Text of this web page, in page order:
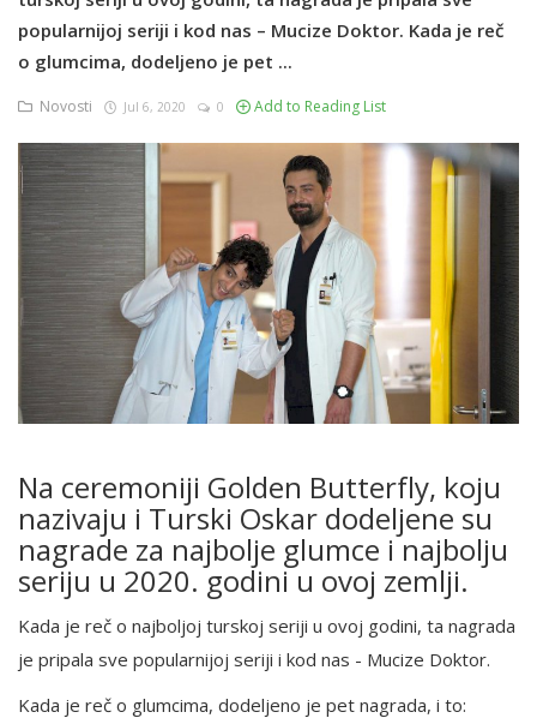
popularnijoj seriji i kod nas – Mucize Doktor. Kada je reč
o glumcima, dodeljeno je pet ...
Novosti Jul 6, 2020 0 Add to Reading List
Na ceremoniji Golden Butterfly, koju
nazivaju i Turski Oskar dodeljene su
nagrade za najbolje glumce i najbolju
seriju u 2020. godini u ovoj zemlji.
Kada je reč o najboljoj turskoj seriji u ovoj godini, ta nagrada
je pripala sve popularnijoj seriji i kod nas - Mucize Doktor.
Kada je reč o glumcima, dodeljeno je pet nagrada, i to: